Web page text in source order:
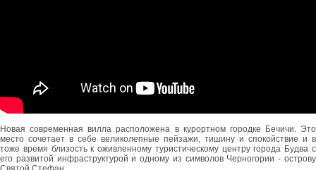
Новая современная вилла расположена в курортном городке Бечичи. Это
место сочетает в себе великолепные пейзажи, тишину и спокойствие и в
тоже время близость к оживленному туристическому центру города Будва с
его развитой инфраструктурой и одному из символов Черногории - острову